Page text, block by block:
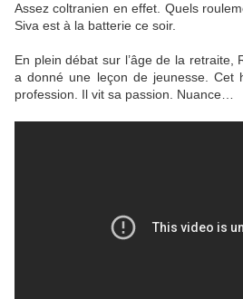
Assez coltranien en effet. Quels
Siva est à la batterie ce soir.
En plein débat sur l’âge de la retraite,
a donné une leçon de jeunesse. Cet
profession. Il vit sa passion. Nuance…